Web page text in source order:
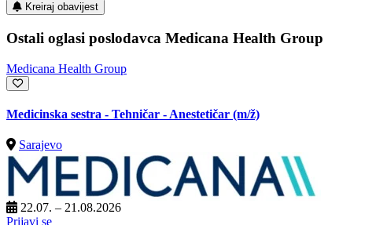
Kreiraj obavijest
Ostali oglasi poslodavca Medicana Health Group
Medicana Health Group
Medicinska sestra - Tehničar - Anestetičar (m/ž)
Sarajevo
22.07. – 21.08.2026
Prijavi se